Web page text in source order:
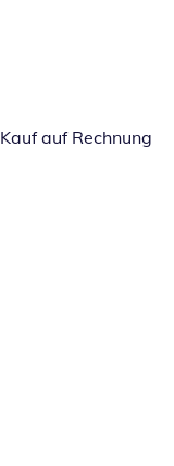
Kauf auf Rechnung